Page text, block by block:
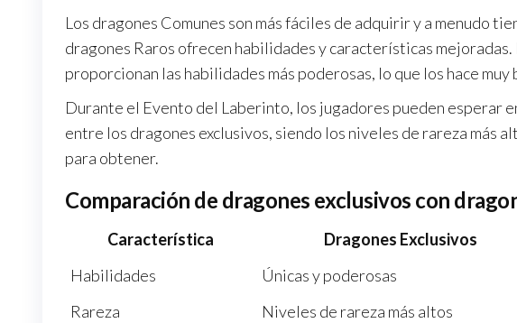
Los dragones Comunes son más fáciles de adquirir y a menudo
dragones Raros ofrecen habilidades y características
proporcionan las habilidades más poderosas, lo que los hace
Durante el Evento del Laberinto, los jugadores pueden esperar
entre los dragones exclusivos, siendo los niveles de rareza más
para obtener.
Comparación de dragones exclusivos con
Característica Dragones Exclusivos
Habilidades
Únicas y poderosas
Rareza
Niveles de rareza más altos